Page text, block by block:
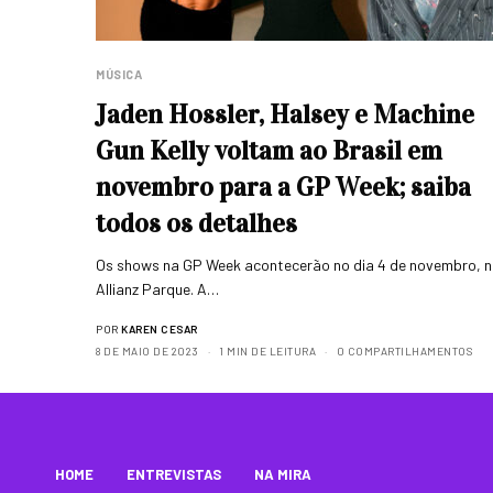
MÚSICA
Jaden Hossler, Halsey e Machine
Gun Kelly voltam ao Brasil em
novembro para a GP Week; saiba
todos os detalhes
Os shows na GP Week acontecerão no dia 4 de novembro,
Allianz Parque. A…
POR KAREN CESAR
8 DE MAIO DE 2023
1 MIN DE LEITURA 0 COMPARTILHAMENTOS
HOME ENTREVISTAS NA MIRA